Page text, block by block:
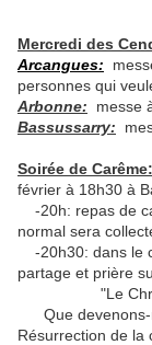
Mercredi des
Arcangues:
personnes qui
Arbonne:
messe
Bassussarry:
Soirée de Carême:
février à 18h30 à
-20h: repas de
normal sera
-20h30: dans le
partage et prière
"Le Christ est
Que devenons-
Résurrection de la